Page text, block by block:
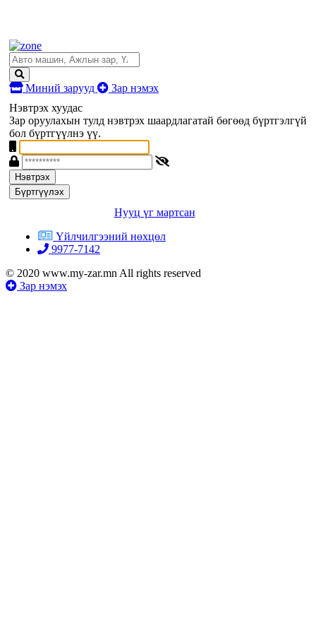
Миний зарууд
Зар нэмэх
Нэвтрэх хуудас
Зар оруулахын тулд нэвтрэх шаардлагатай бөгөөд бүртгэлгүй
бол бүртгүүлнэ үү.
Нэвтрэх
Бүртгүүлэх
Нууц үг мартсан
Үйлчилгээний нөхцөл
9977-7142
© 2020 www.my-zar.mn All rights reserved
Зар нэмэх